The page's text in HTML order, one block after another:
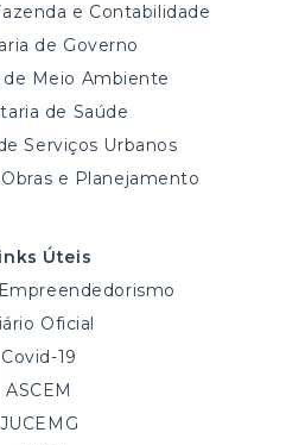
e Contabilidade
de Governo
de Meio Ambiente
de Saúde
Serviços Urbanos
e Planejamento
Úteis
Oficial
Covid-19
ASCEM
JUCEMG